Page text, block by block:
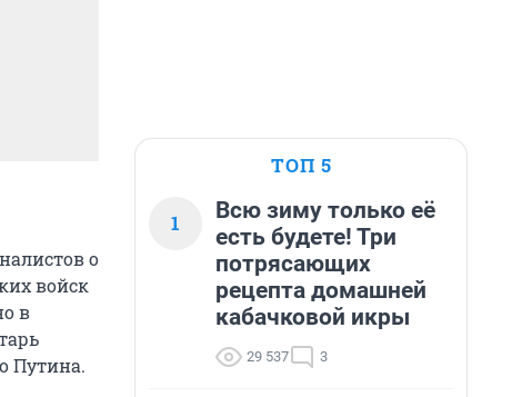
о
войск
в
Путина.
ТОП 5
1
Всю зиму только её
есть будете! Три
потрясающих
рецепта домашней
кабачковой икры
29 537 3